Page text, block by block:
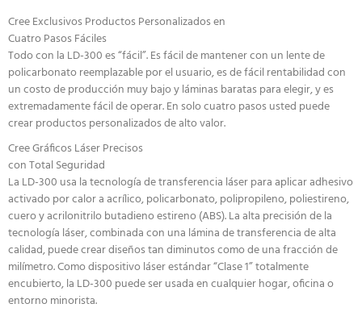
Cree Exclusivos Productos Personalizados en
Cuatro Pasos Fáciles
Todo con la LD-300 es “fácil”. Es fácil de mantener con un lente de
policarbonato reemplazable por el usuario, es de fácil rentabilidad con
un costo de producción muy bajo y láminas baratas para elegir, y es
extremadamente fácil de operar. En solo cuatro pasos usted puede
crear productos personalizados de alto valor.
Cree Gráficos Láser Precisos
con Total Seguridad
La LD-300 usa la tecnología de transferencia láser para aplicar adhesivo
activado por calor a acrílico, policarbonato, polipropileno, poliestireno,
cuero y acrilonitrilo butadieno estireno (ABS). La alta precisión de la
tecnología láser, combinada con una lámina de transferencia de alta
calidad, puede crear diseños tan diminutos como de una fracción de
milímetro. Como dispositivo láser estándar “Clase 1” totalmente
encubierto, la LD-300 puede ser usada en cualquier hogar, oficina o
entorno minorista.